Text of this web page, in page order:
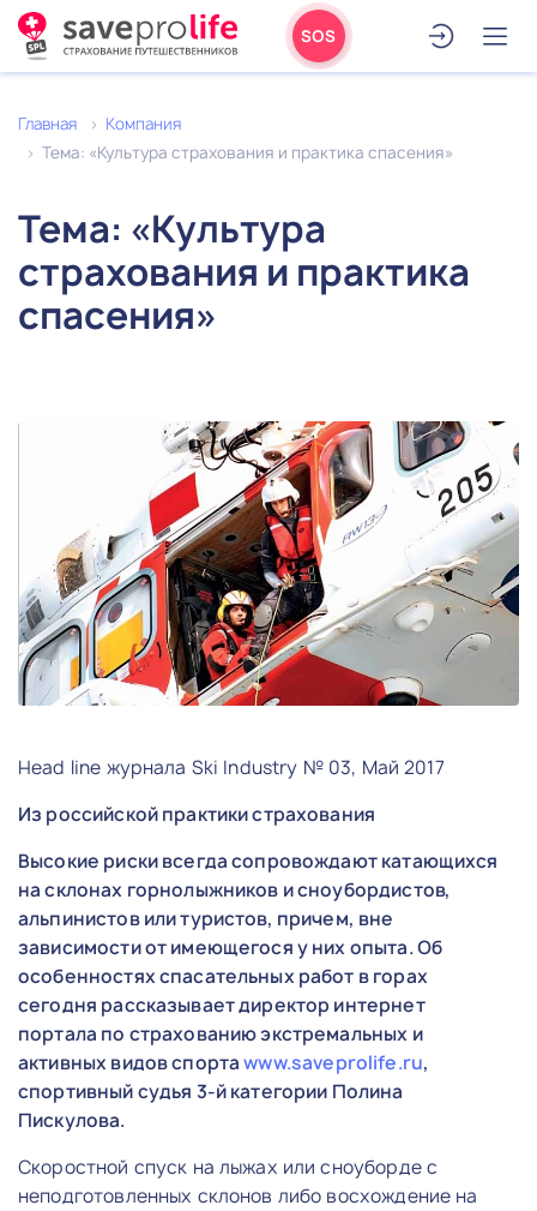
SOS
Главная
Компания
Тема: «Культура страхования и практика спасения»
Тема: «Культура
страхования и практика
спасения»
Head line журнала Ski Industry № 03, Май 2017
Из российской практики страхования
Высокие риски всегда сопровождают катающихся
на склонах горнолыжников и сноубордистов,
альпинистов или туристов, причем, вне
зависимости от имеющегося у них опыта. Об
особенностях спасательных работ в горах
сегодня рассказывает директор интернет
портала по страхованию экстремальных и
активных видов спортаwww.saveprolife.ru,
спортивный судья 3-й категории Полина
Пискулова.
Скоростной спуск на лыжах или сноуборде с
неподготовленных склонов либо восхождение на